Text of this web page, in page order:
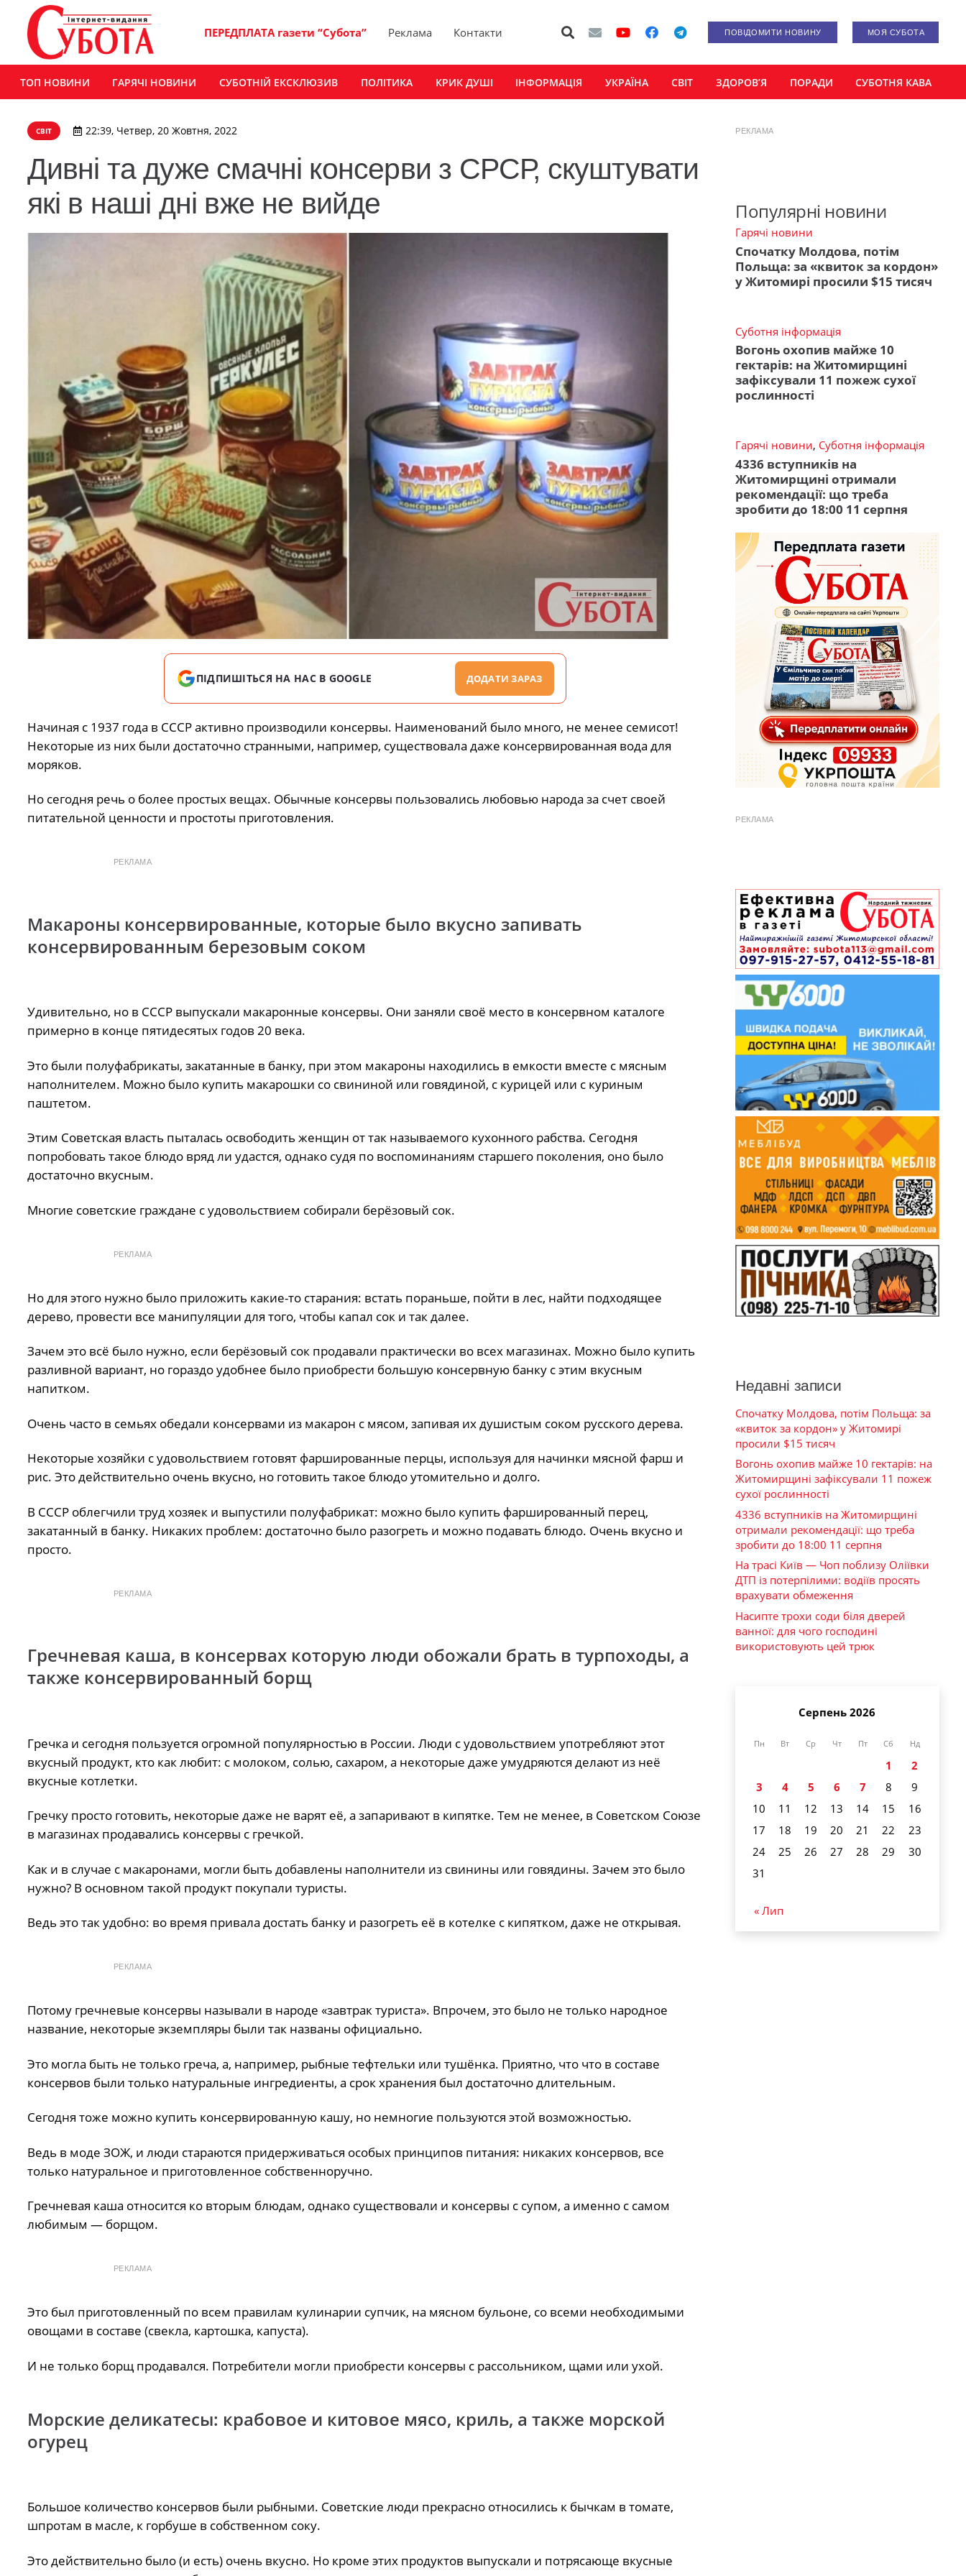
ПЕРЕДПЛАТА газети “Субота” Реклама Контакти ПОВІДОМИТИ НОВИНУ МОЯ СУБОТА
ТОП НОВИНИ ГАРЯЧІ НОВИНИ СУБОТНІЙ ЕКСКЛЮЗИВ ПОЛІТИКА КРИК ДУШІ ІНФОРМАЦІЯ УКРАЇНА СВІТ ЗДОРОВ’Я ПОРАДИ СУБОТНЯ КАВА
СВІТ 22:39, Четвер, 20 Жовтня, 2022
Дивні та дуже смачні консерви з СРСР, скуштувати
які в наші дні вже не вийде
ПІДПИШІТЬСЯ НА НАС В GOOGLE ДОДАТИ ЗАРАЗ
Начиная с 1937 года в СССР активно производили консервы. Наименований было много, не менее семисот!
Некоторые из них были достаточно странными, например, существовала даже консервированная вода для
моряков.
Но сегодня речь о более простых вещах. Обычные консервы пользовались любовью народа за счет своей
питательной ценности и простоты приготовления.
РЕКЛАМА
Макароны консервированные, которые было вкусно запивать
консервированным березовым соком
Удивительно, но в СССР выпускали макаронные консервы. Они заняли своё место в консервном каталоге
примерно в конце пятидесятых годов 20 века.
Это были полуфабрикаты, закатанные в банку, при этом макароны находились в емкости вместе с мясным
наполнителем. Можно было купить макарошки со свининой или говядиной, с курицей или с куриным
паштетом.
Этим Советская власть пыталась освободить женщин от так называемого кухонного рабства. Сегодня
попробовать такое блюдо вряд ли удастся, однако судя по воспоминаниям старшего поколения, оно было
достаточно вкусным.
Многие советские граждане с удовольствием собирали берёзовый сок.
РЕКЛАМА
Но для этого нужно было приложить какие-то старания: встать пораньше, пойти в лес, найти подходящее
дерево, провести все манипуляции для того, чтобы капал сок и так далее.
Зачем это всё было нужно, если берёзовый сок продавали практически во всех магазинах. Можно было купить
разливной вариант, но гораздо удобнее было приобрести большую консервную банку с этим вкусным
напитком.
Очень часто в семьях обедали консервами из макарон с мясом, запивая их душистым соком русского дерева.
Некоторые хозяйки с удовольствием готовят фаршированные перцы, используя для начинки мясной фарш и
рис. Это действительно очень вкусно, но готовить такое блюдо утомительно и долго.
В СССР облегчили труд хозяек и выпустили полуфабрикат: можно было купить фаршированный перец,
закатанный в банку. Никаких проблем: достаточно было разогреть и можно подавать блюдо. Очень вкусно и
просто.
РЕКЛАМА
Гречневая каша, в консервах которую люди обожали брать в турпоходы, а
также консервированный борщ
Гречка и сегодня пользуется огромной популярностью в России. Люди с удовольствием употребляют этот
вкусный продукт, кто как любит: с молоком, солью, сахаром, а некоторые даже умудряются делают из неё
вкусные котлетки.
Гречку просто готовить, некоторые даже не варят её, а запаривают в кипятке. Тем не менее, в Советском Союзе
в магазинах продавались консервы с гречкой.
Как и в случае с макаронами, могли быть добавлены наполнители из свинины или говядины. Зачем это было
нужно? В основном такой продукт покупали туристы.
Ведь это так удобно: во время привала достать банку и разогреть её в котелке с кипятком, даже не открывая.
РЕКЛАМА
Потому гречневые консервы называли в народе «завтрак туриста». Впрочем, это было не только народное
название, некоторые экземпляры были так названы официально.
Это могла быть не только греча, а, например, рыбные тефтельки или тушёнка. Приятно, что что в составе
консервов были только натуральные ингредиенты, а срок хранения был достаточно длительным.
Сегодня тоже можно купить консервированную кашу, но немногие пользуются этой возможностью.
Ведь в моде ЗОЖ, и люди стараются придерживаться особых принципов питания: никаких консервов, все
только натуральное и приготовленное собственноручно.
Гречневая каша относится ко вторым блюдам, однако существовали и консервы с супом, а именно с самом
любимым — борщом.
РЕКЛАМА
Это был приготовленный по всем правилам кулинарии супчик, на мясном бульоне, со всеми необходимыми
овощами в составе (свекла, картошка, капуста).
И не только борщ продавался. Потребители могли приобрести консервы с рассольником, щами или ухой.
Морские деликатесы: крабовое и китовое мясо, криль, а также морской
огурец
Большое количество консервов были рыбными. Советские люди прекрасно относились к бычкам в томате,
шпротам в масле, к горбуше в собственном соку.
Это действительно было (и есть) очень вкусно. Но кроме этих продуктов выпускали и потрясающе вкусные
РЕКЛАМА
Популярні новини
Гарячі новини
Спочатку Молдова, потім
Польща: за «квиток за кордон»
у Житомирі просили $15 тисяч
Суботня інформація
Вогонь охопив майже 10
гектарів: на Житомирщині
зафіксували 11 пожеж сухої
рослинності
Гарячі новини, Суботня інформація
4336 вступників на
Житомирщині отримали
рекомендації: що треба
зробити до 18:00 11 серпня
РЕКЛАМА
Недавні записи
Спочатку Молдова, потім Польща: за
«квиток за кордон» у Житомирі
просили $15 тисяч
Вогонь охопив майже 10 гектарів: на
Житомирщині зафіксували 11 пожеж
сухої рослинності
4336 вступників на Житомирщині
отримали рекомендації: що треба
зробити до 18:00 11 серпня
На трасі Київ — Чоп поблизу Оліївки
ДТП із потерпілими: водіїв просять
врахувати обмеження
Насипте трохи соди біля дверей
ванної: для чого господині
використовують цей трюк
Серпень 2026
Пн Вт Ср Чт Пт Сб Нд
1
2
3
4 5 6 7 8
9
10
11 12 13 14 15
16
17
18 19 20 21 22
23
24
25 26 27 28 29
30
31
« Лип